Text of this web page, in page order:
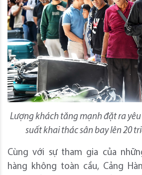
Lượng khách tăng mạnh đặt ra
suất khai thác sân bay lên 20
Cùng với sự tham gia của
hàng không toàn cầu, Cảng